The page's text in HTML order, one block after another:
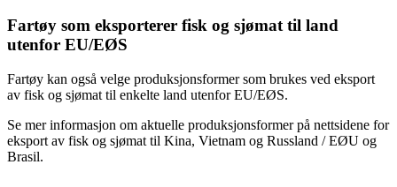
Fartøy som eksporterer fisk og sjømat til land
utenfor EU/EØS
Fartøy kan også velge produksjonsformer som brukes ved eksport
av fisk og sjømat til enkelte land utenfor EU/EØS.
Se mer informasjon om aktuelle produksjonsformer på nettsidene for
eksport av fisk og sjømat til Kina, Vietnam og Russland / EØU og
Brasil.